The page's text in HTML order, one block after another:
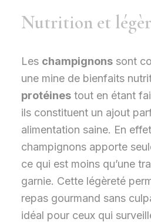
Nutrition et
Les champignonssont
une mine de bienfaits
protéinestout en étant
ils constituent un ajout
alimentation saine. En
champignons apporte
ce qui est moins qu’une
garnie. Cette légèreté
repas gourmand sans
idéal pour ceux qui